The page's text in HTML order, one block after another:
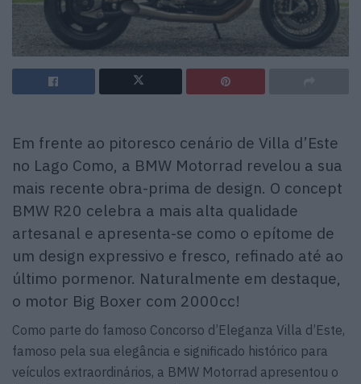
Em frente ao pitoresco cenário de Villa d’Este
no Lago Como, a BMW Motorrad revelou a sua
mais recente obra-prima de design. O concept
BMW R20 celebra a mais alta qualidade
artesanal e apresenta-se como o epítome de
um design expressivo e fresco, refinado até ao
último pormenor. Naturalmente em destaque,
o motor Big Boxer com 2000cc!
Como parte do famoso Concorso d’Eleganza Villa d’Este,
famoso pela sua elegância e significado histórico para
veículos extraordinários, a BMW Motorrad apresentou o